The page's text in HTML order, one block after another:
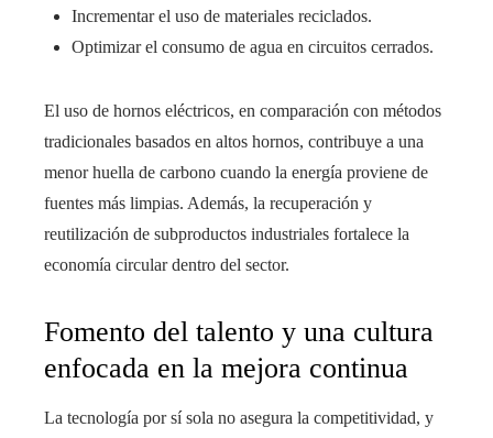
Incrementar el uso de materiales reciclados.
Optimizar el consumo de agua en circuitos cerrados.
El uso de hornos eléctricos, en comparación con métodos
tradicionales basados en altos hornos, contribuye a una
menor huella de carbono cuando la energía proviene de
fuentes más limpias. Además, la recuperación y
reutilización de subproductos industriales fortalece la
economía circular dentro del sector.
Fomento del talento y una cultura
enfocada en la mejora continua
La tecnología por sí sola no asegura la competitividad, y